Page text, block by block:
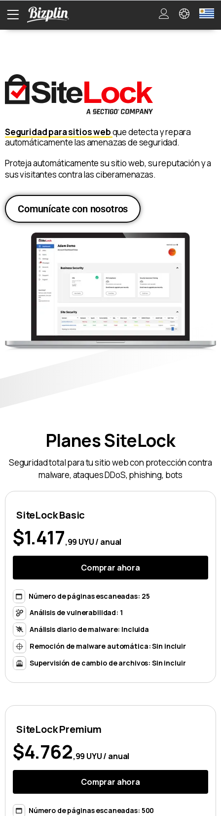
Seguridad para sitios webque detecta y repara
automáticamente las amenazas de seguridad.
Proteja automáticamente su sitio web, su reputación y a
sus visitantes contra las ciberamenazas.
Comunícate con nosotros
Planes SiteLock
Seguridad total para tu sitio web con protección contra
malware, ataques DDoS, phishing, bots
SiteLock Basic
$1.417,99 UYU / anual
Comprar ahora
Número de páginas escaneadas: 25
Análisis de vulnerabilidad: 1
Análisis diario de malware: Incluida
Remoción de malware automática: Sin incluir
Supervisión de cambio de archivos: Sin incluir
SiteLock Premium
$4.762,99 UYU / anual
Comprar ahora
Número de páginas escaneadas: 500